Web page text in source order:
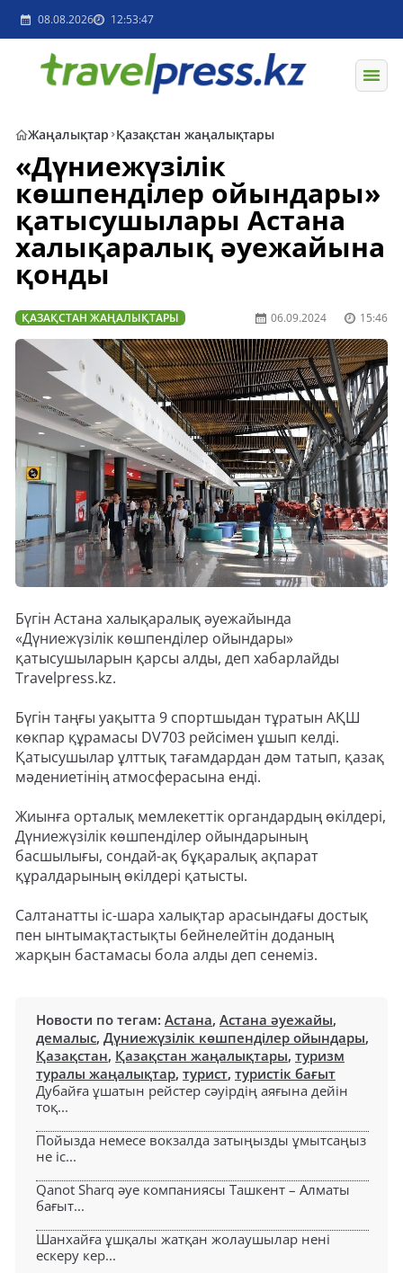
08.08.2026 12:53:47
Жаңалықтар Қазақстан жаңалықтары
«Дүниежүзілік
көшпенділер ойындары»
қатысушылары Астана
халықаралық әуежайына
қонды
ҚАЗАҚСТАН ЖАҢАЛЫҚТАРЫ 06.09.2024 15:46
Бүгін Астана халықаралық әуежайында
«Дүниежүзілік көшпенділер ойындары»
қатысушыларын қарсы алды, деп хабарлайды
Travelpress.kz.
Бүгін таңғы уақытта 9 спортшыдан тұратын АҚШ
көкпар құрамасы DV703 рейсімен ұшып келді.
Қатысушылар ұлттық тағамдардан дәм татып, қазақ
мәдениетінің атмосферасына енді.
Жиынға орталық мемлекеттік органдардың өкілдері,
Дүниежүзілік көшпенділер ойындарының
басшылығы, сондай-ақ бұқаралық ақпарат
құралдарының өкілдері қатысты.
Салтанатты іс-шара халықтар арасындағы достық
пен ынтымақтастықты бейнелейтін доданың
жарқын бастамасы бола алды деп сенеміз.
Новости по тегам: Астана, Астана әуежайы,
демалыс, Дүниежүзілік көшпенділер ойындары,
Қазақстан, Қазақстан жаңалықтары, туризм
туралы жаңалықтар, турист, туристік бағыт
Дубайға ұшатын рейстер сәуірдің аяғына дейін
тоқ...
Пойызда немесе вокзалда затыңызды ұмытсаңыз
не іс...
Qanot Sharq әуе компаниясы Ташкент – Алматы
бағыт...
Шанхайға ұшқалы жатқан жолаушылар нені
ескеру кер...